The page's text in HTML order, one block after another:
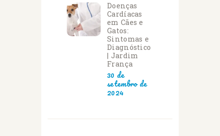
Doenças
Cardíacas
em Cães e
Gatos:
Sintomas e
Diagnóstico
| Jardim
França
30 de
setembro de
2024